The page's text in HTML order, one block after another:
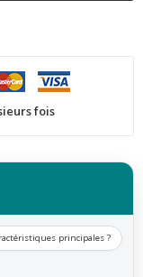
fois
principales ?